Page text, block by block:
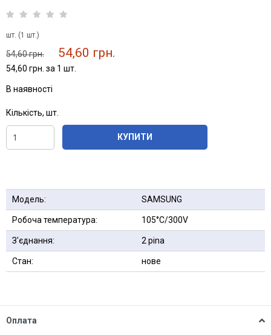
шт. (1 шт.)
54,60 грн. 54,60 грн.
54,60 грн. за 1 шт.
В наявності
Кількість, шт.
КУПИТИ
Модель: SAMSUNG
Робоча температура: 105°C/300V
З'єднання: 2 pina
Стан: нове
Оплата